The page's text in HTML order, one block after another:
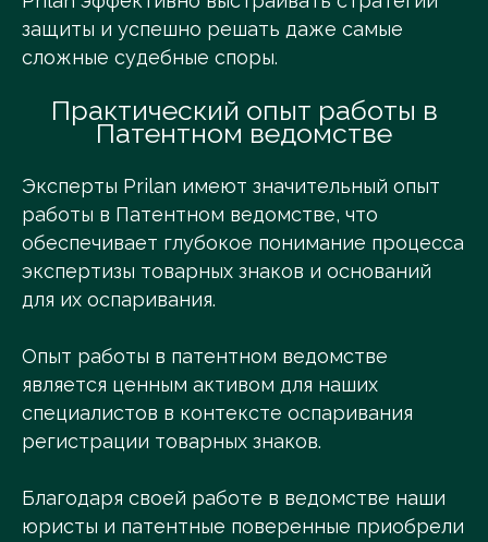
защиты и успешно решать даже самые
сложные судебные споры.
Практический опыт работы в
Патентном ведомстве
Эксперты Prilan имеют значительный опыт
работы в Патентном ведомстве, что
обеспечивает глубокое понимание процесса
экспертизы товарных знаков и оснований
для их оспаривания.
Опыт работы в патентном ведомстве
является ценным активом для наших
специалистов в контексте оспаривания
регистрации товарных знаков.
Благодаря своей работе в ведомстве наши
юристы и патентные поверенные приобрели